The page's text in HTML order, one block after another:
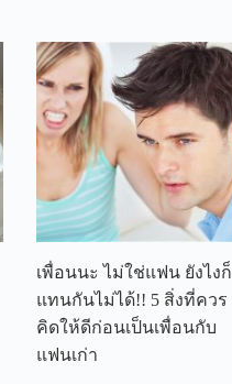
เพื่อนนะ ไม่ใช่แฟน ยังไงก็
แทนกันไม่ได้!! 5 สิ่งที่ควร
คิดให้ดีก่อนเป็นเพื่อนกับ
แฟนเก่า